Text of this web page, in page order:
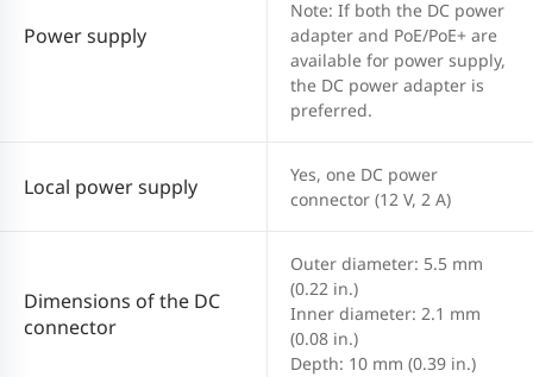
Power supply
Note: If both the DC power
adapter and PoE/PoE+ are
available for power supply,
the DC power adapter is
preferred.
Local power supply
Yes, one DC power
connector (12 V, 2 A)
Dimensions of the DC
connector
Outer diameter: 5.5 mm
(0.22 in.)
Inner diameter: 2.1 mm
(0.08 in.)
Depth: 10 mm (0.39 in.)